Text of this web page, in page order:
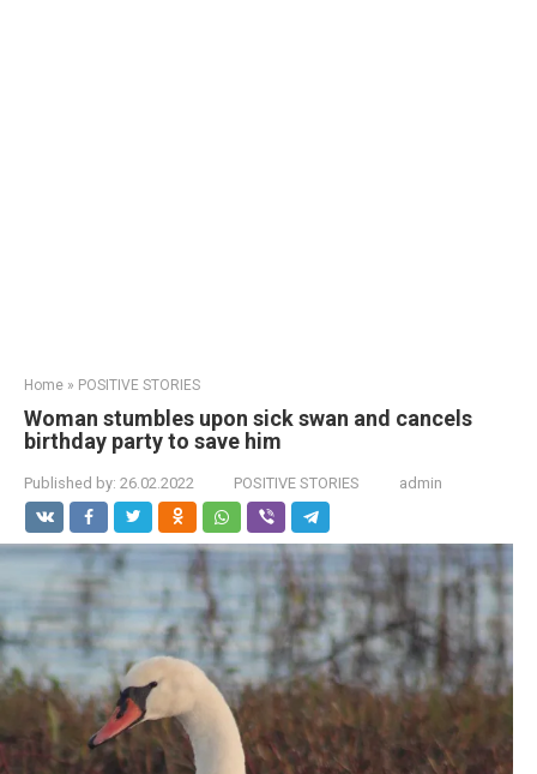
Home » POSITIVE STORIES
Woman stumbles upon sick swan and cancels
birthday party to save him
Published by: 26.02.2022 POSITIVE STORIES admin